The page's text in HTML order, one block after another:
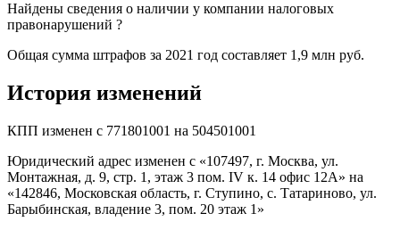
Найдены сведения о наличии у компании налоговых
правонарушений ?
Общая сумма штрафов за 2021 год составляет 1,9 млн руб.
История изменений
КПП изменен с 771801001 на 504501001
Юридический адрес изменен с «107497, г. Москва, ул.
Монтажная, д. 9, стр. 1, этаж 3 пом. IV к. 14 офис 12А» на
«142846, Московская область, г. Ступино, с. Татариново, ул.
Барыбинская, владение 3, пом. 20 этаж 1»